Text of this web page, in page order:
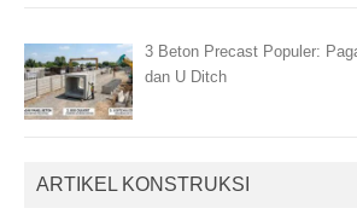
3 Beton Precast Populer:
dan U Ditch
ARTIKEL KONSTRUKSI